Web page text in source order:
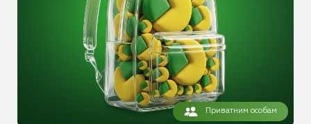
Приватним особам